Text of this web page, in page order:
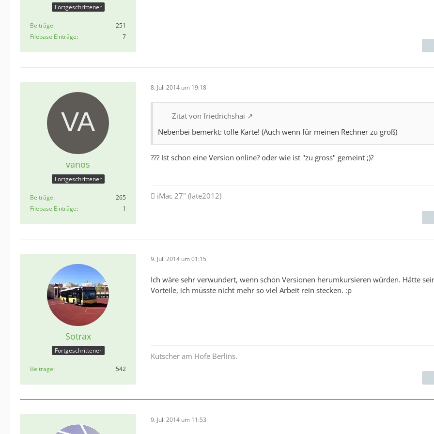
Fortgeschrittener
Beiträge
251
Filebase Einträge
7
vanos
Fortgeschrittener
Beiträge
265
Filebase Einträge
1
8. Juli 2014 um 19:18
Zitat von friedrichshai
Nebenbei bemerkt: tolle Karte! (Auch wenn für meinen Rechner zu groß)
??? Ist schon eine Version online? oder wie ist "zu gross" gemeint ;)?
 iMac 27" (late2012)
Sotrax
Fortgeschrittener
Beiträge 542
9. Juli 2014 um 01:15
Ich wäre sehr verwundert, wenn schon Versionen herumkursieren würden. Hätte
Vorteile, ich müsste nicht mehr so viel Arbeit rein stecken. :p
Kutscher am Hofe Berlins.
9. Juli 2014 um 11:53